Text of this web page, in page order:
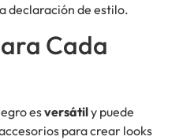
declaración de estilo.
Cada
esversátily puede
para crear looks